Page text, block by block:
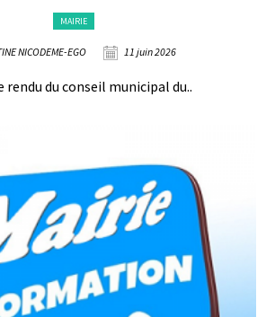
MAIRIE
NICODEME-EGO 11 juin 2026
rendu du conseil municipal du..